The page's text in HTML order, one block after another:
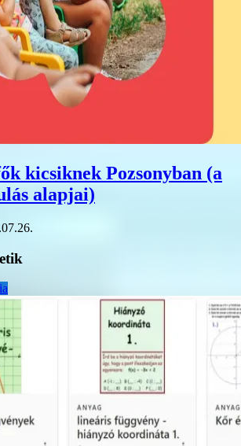
kicsiknek Pozsonyban (a
alapjai)